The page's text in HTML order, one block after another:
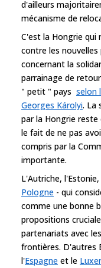
d'ailleurs
mécanisme de
C'est la Hongrie qui
contre les
concernant la
parrainage de
" petit " pays selon
Georges Károlyi. La
par la Hongrie reste
le fait de ne pas
compris par la
importante.
L'Autriche, l'Estonie,
Pologne - qui
comme une bonne
propositions
partenariats avec
frontières. D'autres
l'Espagne et le